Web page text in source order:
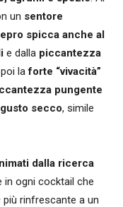
un sentore
spicca anche al
e dalla piccantezza
poi laforte “vivacità”
pungente
secco, simile
dalla ricerca
in ogni cocktail che
più rinfrescante a un